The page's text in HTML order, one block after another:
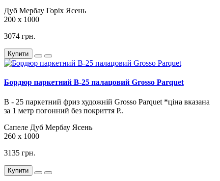
Дуб Мербау Горіх Ясень
200 х 1000
3074 грн.
Купити
Бордюр паркетний B-25 палацовий Grosso Parquet
В - 25 паркетний фриз художній Grosso Parquet *ціна вказана
за 1 метр погонний без покриття Р..
Сапеле Дуб Мербау Ясень
260 х 1000
3135 грн.
Купити